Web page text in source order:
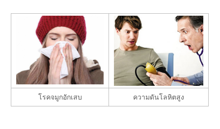
โรคจมูกอักเสบ ความดันโลหิตสูง